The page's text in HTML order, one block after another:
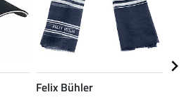
Felix Bühler